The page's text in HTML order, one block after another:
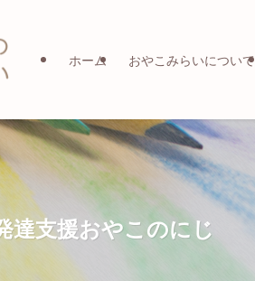
ホーム おやこみらいについて
達支援おやこのにじ